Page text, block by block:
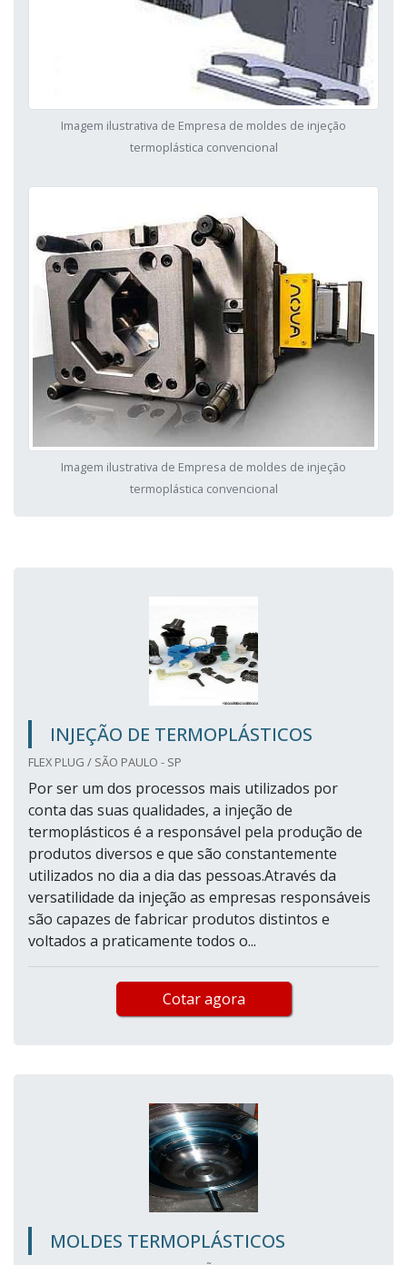
Imagem ilustrativa de Empresa de moldes de injeção
termoplástica convencional
Imagem ilustrativa de Empresa de moldes de injeção
termoplástica convencional
INJEÇÃO DE TERMOPLÁSTICOS
FLEX PLUG / SÃO PAULO - SP
Por ser um dos processos mais utilizados por
conta das suas qualidades, a injeção de
termoplásticos é a responsável pela produção de
produtos diversos e que são constantemente
utilizados no dia a dia das pessoas.Através da
versatilidade da injeção as empresas responsáveis
são capazes de fabricar produtos distintos e
voltados a praticamente todos o...
Cotar agora
MOLDES TERMOPLÁSTICOS